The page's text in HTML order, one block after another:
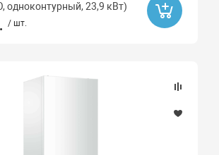
одноконтурный, 23,9 кВт)
/ шт.